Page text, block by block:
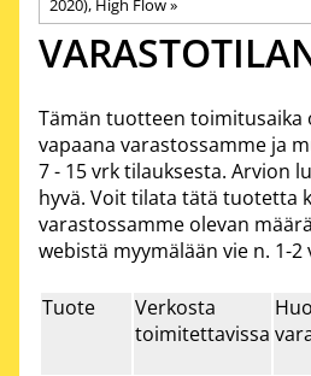
2020), High Flow‪»
Tämän tuotteen toimitusaika
vapaana varastossamme ja
7 - 15 vrktilauksesta. Arvion
hyvä. Voit tilata tätä tuotetta
varastossamme olevan
webistä myymälään vie n. 1-2
Tuote
Verkosta
toimitettavissa